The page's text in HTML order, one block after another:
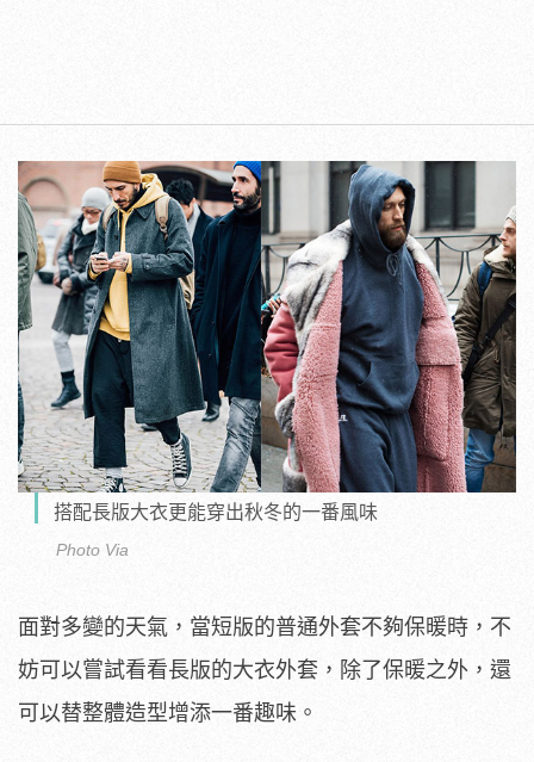
搭配長版大衣更能穿出秋冬的一番風味
Photo Via
面對多變的天氣，當短版的普通外套不夠保暖時，不
妨可以嘗試看看長版的大衣外套，除了保暖之外，還
可以替整體造型增添一番趣味。